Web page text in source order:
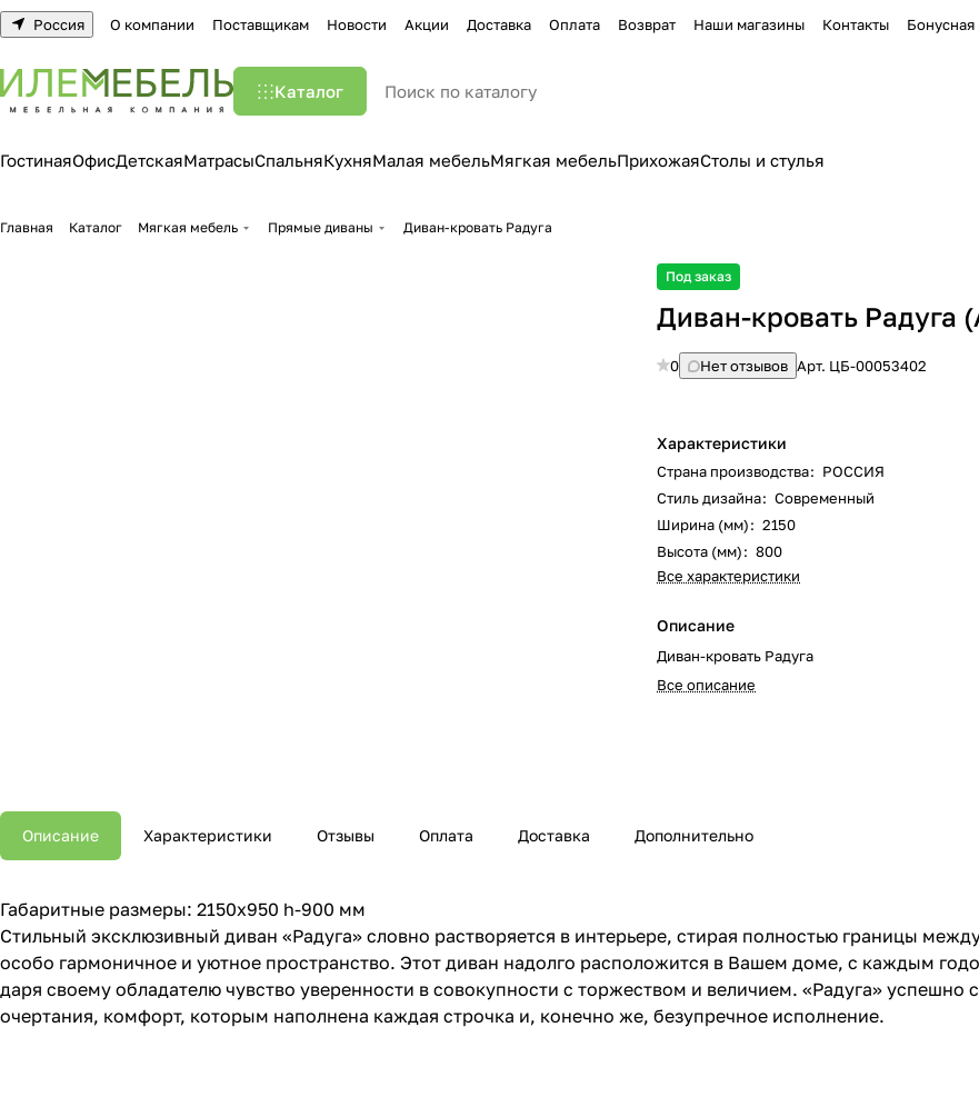
Россия О компании Поставщикам Новости Акции Доставка Оплата Возврат Наши магазины Контакты
Каталог
ГостинаяОфисДетскаяМатрасыСпальняКухняМалая мебельМягкая мебельПрихожаяСтолы и стулья
Главная Каталог Мягкая мебель Прямые диваны Диван-кровать Радуга
Под заказ
Диван-кровать Радуга
0 Нет отзывов Арт. ЦБ-00053402
Характеристики
Страна производства: РОССИЯ
Стиль дизайна: Современный
Ширина (мм): 2150
Высота (мм): 800
Все характеристики
Описание
Диван-кровать Радуга
Все описание
Описание Характеристики Отзывы Оплата Доставка Дополнительно
Габаритные размеры: 2150х950 h-900 мм
Стильный эксклюзивный диван «Радуга» словно растворяется в интерьере, стирая полностью границы
особо гармоничное и уютное пространство. Этот диван надолго расположится в Вашем доме, с каждым
даря своему обладателю чувство уверенности в совокупности с торжеством и величием. «Радуга» успешно
очертания, комфорт, которым наполнена каждая строчка и, конечно же, безупречное исполнение.